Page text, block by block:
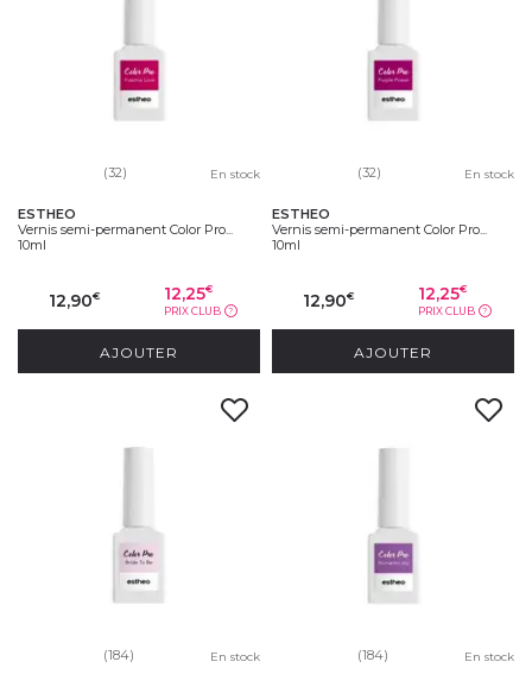
(32) En stock
ESTHEO
Vernis semi-permanent Color Pro...
10ml
12,90€ 12,25€
PRIX CLUB ?
AJOUTER
(32) En stock
ESTHEO
Vernis semi-permanent Color Pro...
10ml
12,90€ 12,25€
PRIX CLUB ?
AJOUTER
(184) En stock (184) En stock